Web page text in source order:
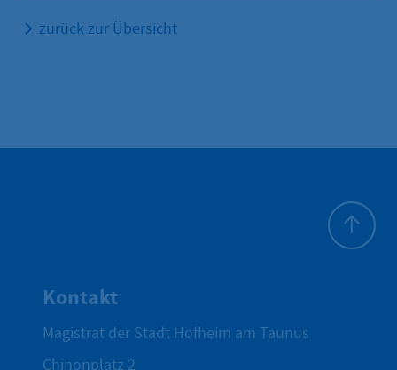
zurück zur Übersicht
Kontakt
Magistrat der Stadt Hofheim am Taunus
Chinonplatz 2